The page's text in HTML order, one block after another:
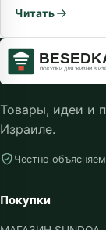
Читать
Товары, идеи и
Израиле.
Честно
Покупки